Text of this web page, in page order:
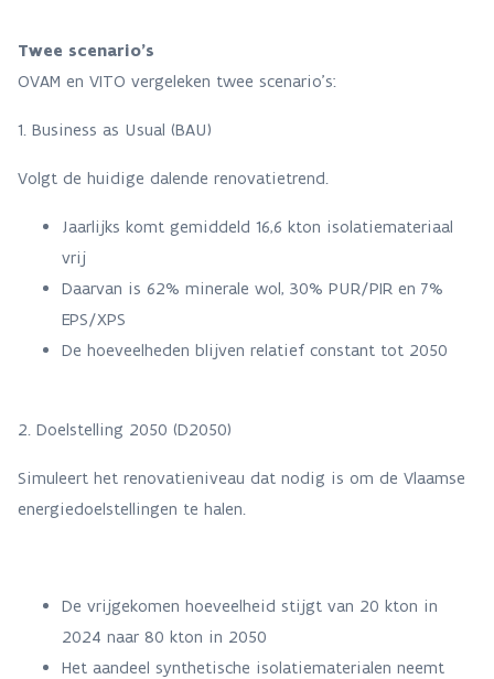
Twee scenario’s
OVAM en VITO vergeleken twee scenario’s:
1. Business as Usual (BAU)
Volgt de huidige dalende renovatietrend.
Jaarlijks komt gemiddeld 16,6 kton isolatiemateriaal
vrij
Daarvan is 62% minerale wol, 30% PUR/PIR en 7%
EPS/XPS
De hoeveelheden blijven relatief constant tot 2050
2. Doelstelling 2050 (D2050)
Simuleert het renovatieniveau dat nodig is om de Vlaamse
energiedoelstellingen te halen.
De vrijgekomen hoeveelheid stijgt van 20 kton in
2024 naar 80 kton in 2050
Het aandeel synthetische isolatiematerialen neemt